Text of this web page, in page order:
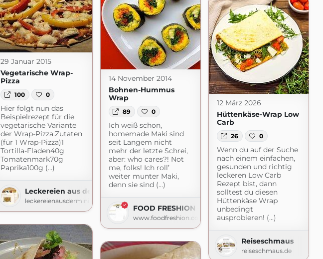
29 Januar 2015
Vegetarische Wrap-
Pizza
100 0
Hier folgt nun das
Beispielrezept für die
vegetarische Variante
der Wrap-Pizza.Zutaten
(für 1 Wrap-Pizza)1
Tortilla-Fladen40g
Tomatenmark70g
Paprika100g (...)
Leckereien aus der (Mini-)Küche
leckereienausderminikueche.blogspot.com
14 November 2014
Bohnen-Hummus
Wrap
89 0
Ich weiß schon,
homemade Maki sind
seit Langem nicht
mehr der letzte Schrei,
aber: who cares?! Not
me, folks! Ich roll’
weiter munter Maki,
denn sie sind (...)
FOOD FRESHION - Food Blog
www.foodfreshion.com
12 März 2026
Hüttenkäse-Wrap Low
Carb
26 0
Wenn du auf der Suche
nach einem einfachen,
gesunden und richtig
leckeren Low Carb
Rezept bist, dann
solltest du diesen
Hüttenkäse Wrap
unbedingt
ausprobieren! (...)
Reiseschmaus
reiseschmaus.de